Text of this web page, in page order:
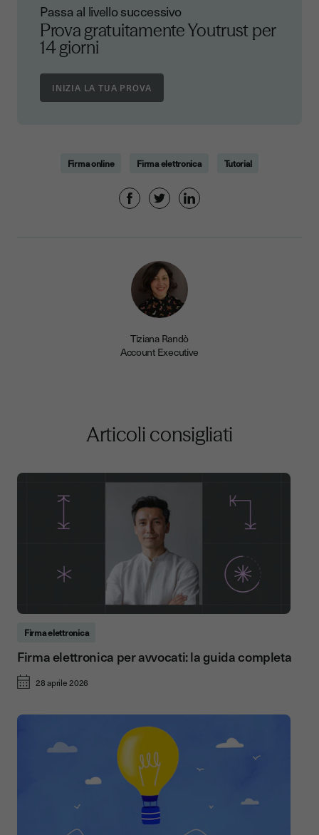
Passa al livello successivo
Prova gratuitamente Youtrust per
14 giorni
Firma online Firma elettronica Tutorial
Tiziana Randò
Account Executive
Articoli consigliati
Firma elettronica
Firma elettronica per avvocati: la guida completa
28 aprile 2026